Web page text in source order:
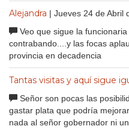
Alejandra | Jueves 24 de Abril
Veo que sigue la
contrabando....y las focas
provincia en decadencia
Tantas visitas y aquí sigue
Señor son pocas las
gastar plata que podría
nada al señor gobernador ni